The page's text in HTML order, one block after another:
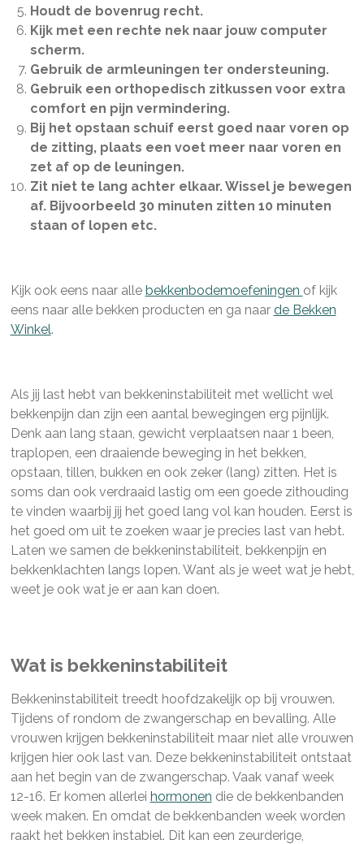
Houdt de bovenrug recht.
Kijk met een rechte nek naar jouw computer
scherm.
Gebruik de armleuningen ter ondersteuning.
Gebruik een orthopedisch zitkussen voor extra
comfort en pijn vermindering.
Bij het opstaan schuif eerst goed naar voren op
de zitting, plaats een voet meer naar voren en
zet af op de leuningen.
Zit niet te lang achter elkaar. Wissel je bewegen
af. Bijvoorbeeld 30 minuten zitten 10 minuten
staan of lopen etc.
Kijk ook eens naar alle bekkenbodemoefeningen of kijk
eens naar alle bekken producten en ga naar de Bekken
Winkel.
Als jij last hebt van bekkeninstabiliteit met wellicht wel
bekkenpijn dan zijn een aantal bewegingen erg pijnlijk.
Denk aan lang staan, gewicht verplaatsen naar 1 been,
traplopen, een draaiende beweging in het bekken,
opstaan, tillen, bukken en ook zeker (lang) zitten. Het is
soms dan ook verdraaid lastig om een goede zithouding
te vinden waarbij jij het goed lang vol kan houden. Eerst is
het goed om uit te zoeken waar je precies last van hebt.
Laten we samen de bekkeninstabiliteit, bekkenpijn en
bekkenklachten langs lopen. Want als je weet wat je hebt,
weet je ook wat je er aan kan doen.
Wat is bekkeninstabiliteit
Bekkeninstabiliteit treedt hoofdzakelijk op bij vrouwen.
Tijdens of rondom de zwangerschap en bevalling. Alle
vrouwen krijgen bekkeninstabiliteit maar niet alle vrouwen
krijgen hier ook last van. Deze bekkeninstabiliteit ontstaat
aan het begin van de zwangerschap. Vaak vanaf week
12-16. Er komen allerlei hormonen die de bekkenbanden
week maken. En omdat de bekkenbanden week worden
raakt het bekken instabiel. Dit kan een zeurderige,